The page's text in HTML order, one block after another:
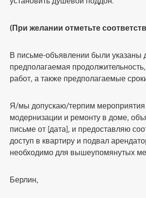
(При желании отметьте
В письме-объявлении были указаны
предполагаемая
работ, а также предполагаемые
Я/мы допускаю/терпим
модернизации и ремонту в доме,
письме от [дата], и предоставляю
доступ в квартиру и подвал
необходимо для вышеупомянутых
Берлин,